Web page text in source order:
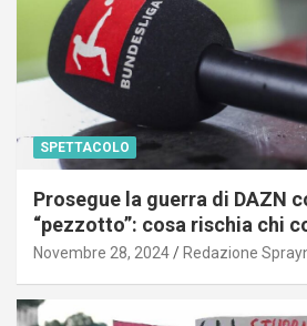
SPETTACOLO
Prosegue la guerra di DAZN
“pezzotto”: cosa rischia chi
Novembre 28, 2024 Redazione